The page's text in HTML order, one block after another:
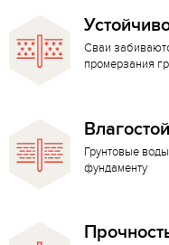
Сваи
промерзания
Грунтовые
фундаменту